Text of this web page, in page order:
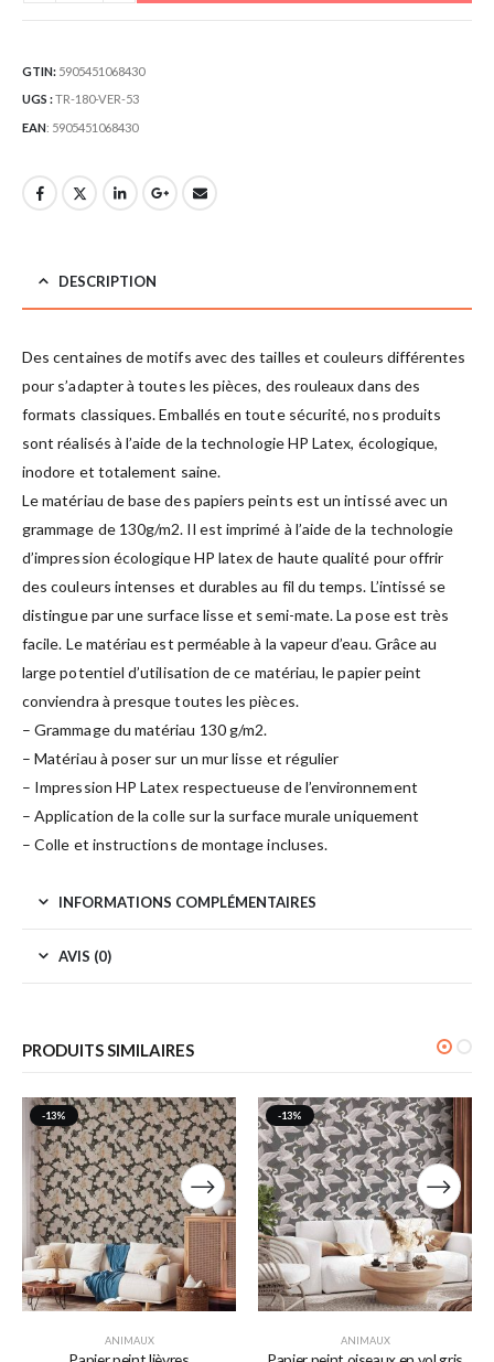
GTIN: 5905451068430
UGS :TR-180-VER-53
EAN: 5905451068430
DESCRIPTION
Des centaines de motifs avec des tailles et couleurs différentes
pour s’adapter à toutes les pièces, des rouleaux dans des
formats classiques. Emballés en toute sécurité, nos produits
sont réalisés à l’aide de la technologie HP Latex, écologique,
inodore et totalement saine.
Le matériau de base des papiers peints est un intissé avec un
grammage de 130g/m2. Il est imprimé à l’aide de la technologie
d’impression écologique HP latex de haute qualité pour offrir
des couleurs intenses et durables au fil du temps. L’intissé se
distingue par une surface lisse et semi-mate. La pose est très
facile. Le matériau est perméable à la vapeur d’eau. Grâce au
large potentiel d’utilisation de ce matériau, le papier peint
conviendra à presque toutes les pièces.
– Grammage du matériau 130 g/m2.
– Matériau à poser sur un mur lisse et régulier
– Impression HP Latex respectueuse de l’environnement
– Application de la colle sur la surface murale uniquement
– Colle et instructions de montage incluses.
INFORMATIONS COMPLÉMENTAIRES
AVIS (0)
PRODUITS SIMILAIRES
-13%
ANIMAUX
-13%
ANIMAUX